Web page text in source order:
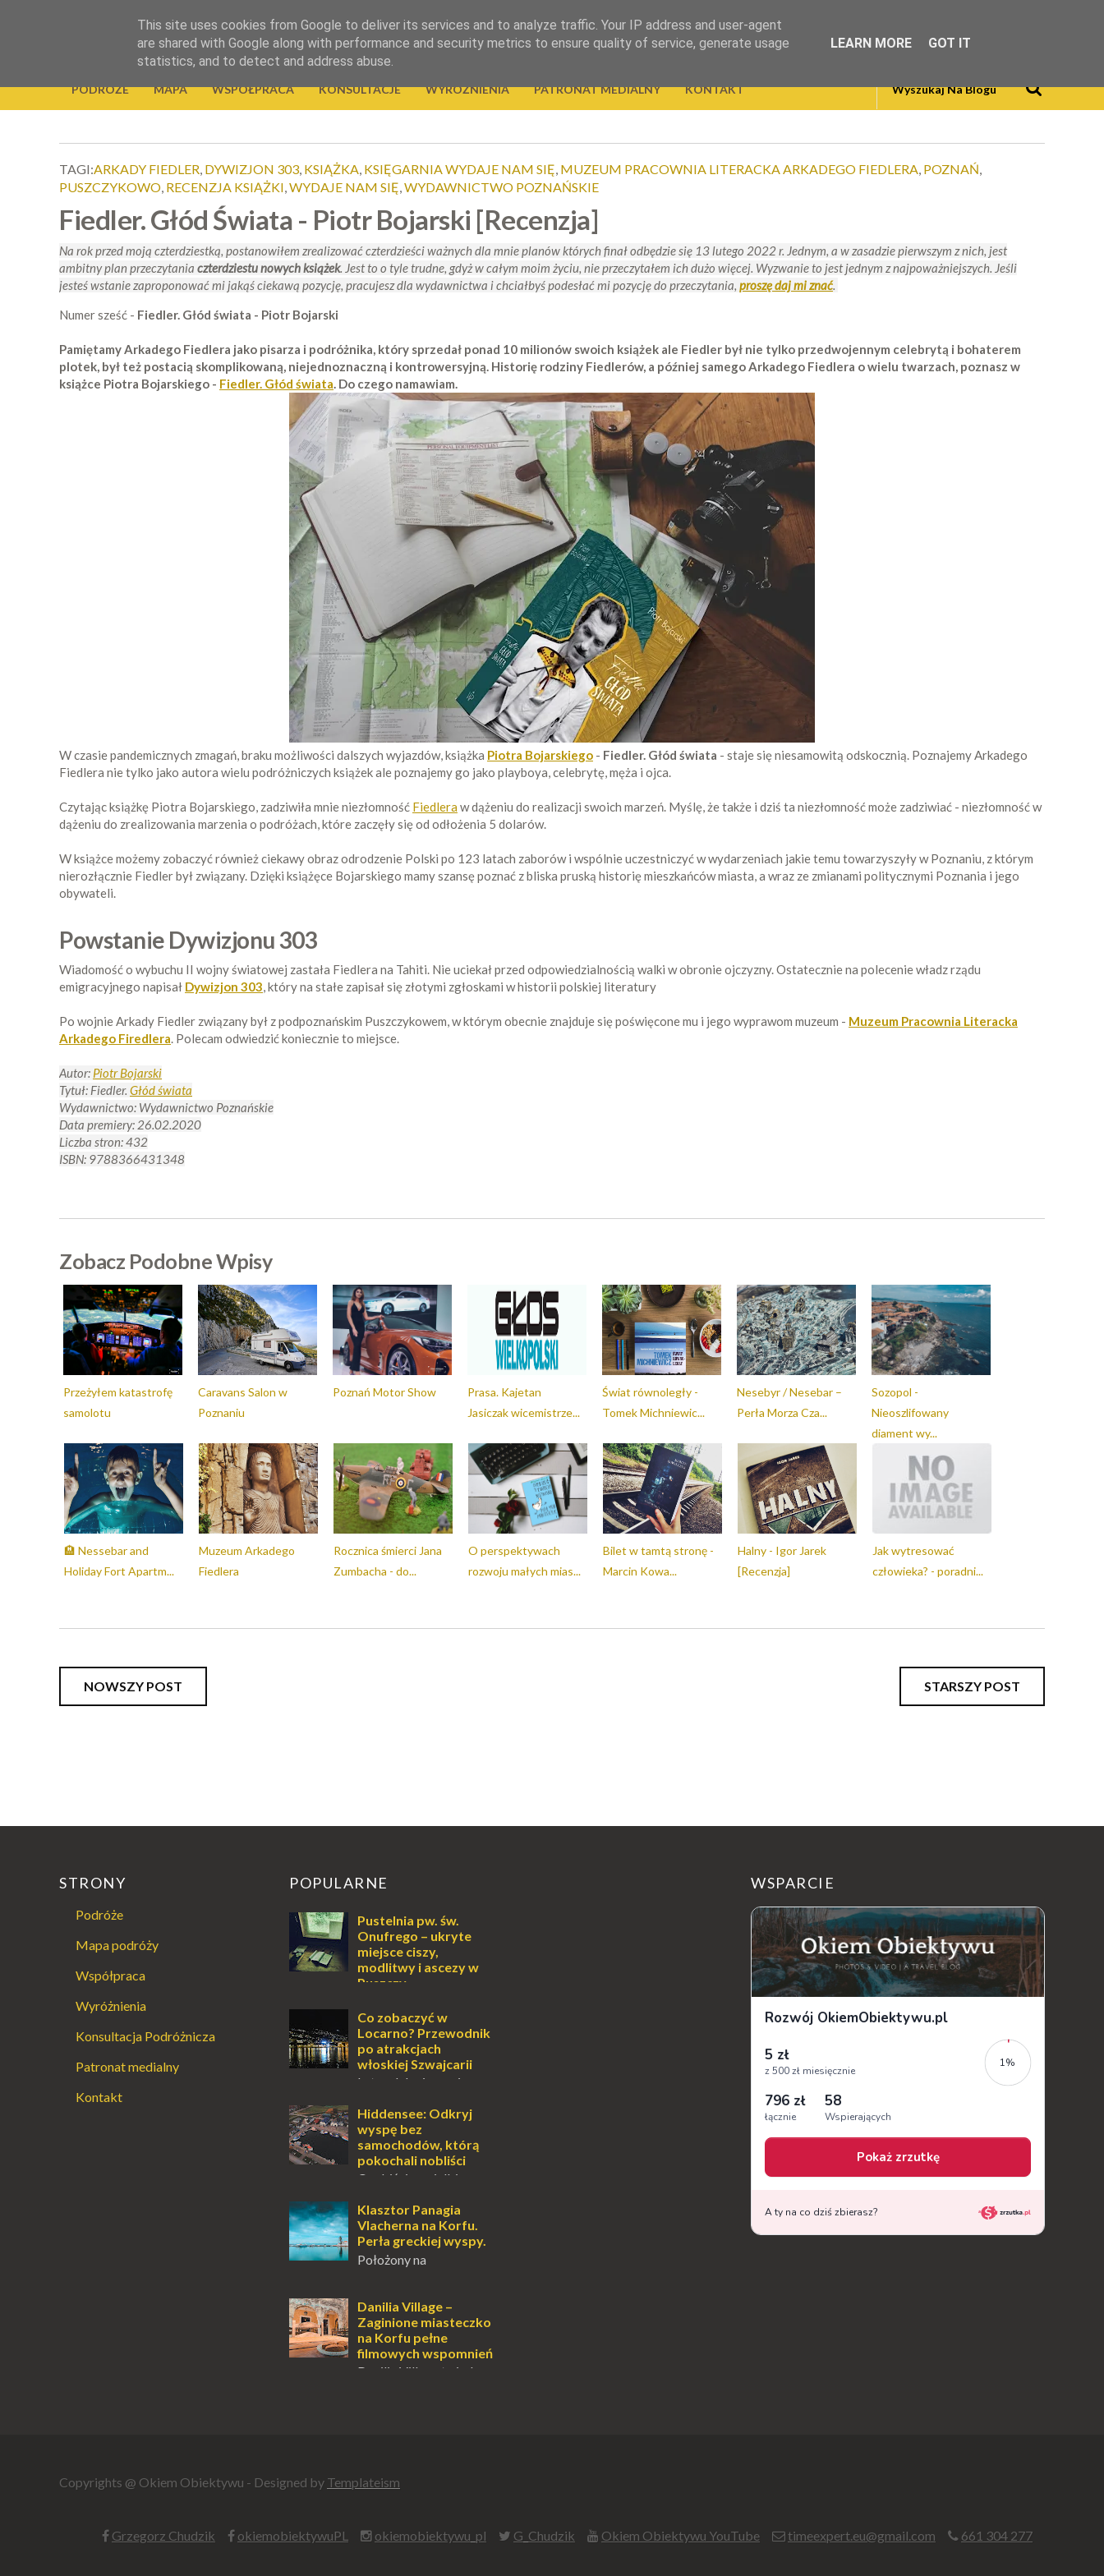
Okiem Obiektywu.
PODRÓŻE MAPA WSPÓŁPRACA KONSULTACJE WYRÓŻNIENIA PATRONAT MEDIALNY KONTAKT
TAGI:ARKADY FIEDLER, DYWIZJON 303, KSIĄŻKA, KSIĘGARNIA WYDAJE NAM SIĘ, MUZEUM PRACOWNIA LITERACKA ARKADEGO FIEDLERA, POZNAŃ,
PUSZCZYKOWO, RECENZJA KSIĄŻKI,WYDAJE NAM SIĘ,WYDAWNICTWO POZNAŃSKIE
Fiedler. Głód Świata - Piotr Bojarski [Recenzja]
Na rok przed moją czterdziestką, postanowiłem zrealizować czterdzieści ważnych dla mnie planów których finał odbędzie się 13 lutego 2022 r. Jednym, a w zasadzie pierwszym z nich, jest
ambitny plan przeczytania czterdziestu nowych książek. Jest to o tyle trudne, gdyż w całym moim życiu, nie przeczytałem ich dużo więcej. Wyzwanie to jest jednym z najpoważniejszych. Jeśli
jesteś wstanie zaproponować mi jakąś ciekawą pozycję, pracujesz dla wydawnictwa i chciałbyś podesłać mi pozycję do przeczytania, proszę daj mi znać.
Numer sześć - Fiedler. Głód świata - Piotr Bojarski
Pamiętamy Arkadego Fiedlera jako pisarza i podróżnika, który sprzedał ponad 10 milionów swoich książek ale Fiedler był nie tylko przedwojennym celebrytą i bohaterem
plotek, był też postacią skomplikowaną, niejednoznaczną i kontrowersyjną. Historię rodziny Fiedlerów, a później samego Arkadego Fiedlera o wielu twarzach, poznasz w
książce Piotra Bojarskiego - Fiedler. Głód świata. Do czego namawiam.
W czasie pandemicznych zmagań, braku możliwości dalszych wyjazdów, książka Piotra Bojarskiego - Fiedler. Głód świata - staje się niesamowitą odskocznią. Poznajemy Arkadego
Fiedlera nie tylko jako autora wielu podróżniczych książek ale poznajemy go jako playboya, celebrytę, męża i ojca.
Czytając książkę Piotra Bojarskiego, zadziwiła mnie niezłomność Fiedleraw dążeniu do realizacji swoich marzeń. Myślę, że także i dziś ta niezłomność może zadziwiać - niezłomność w
dążeniu do zrealizowania marzenia o podróżach, które zaczęły się od odłożenia 5 dolarów.
W książce możemy zobaczyć również ciekawy obraz odrodzenie Polski po 123 latach zaborów i wspólnie uczestniczyć w wydarzeniach jakie temu towarzyszyły w Poznaniu, z którym
nierozłącznie Fiedler był związany. Dzięki książęce Bojarskiego mamy szansę poznać z bliska pruską historię mieszkańców miasta, a wraz ze zmianami politycznymi Poznania i jego
obywateli.
Powstanie Dywizjonu 303
Wiadomość o wybuchu II wojny światowej zastała Fiedlera na Tahiti. Nie uciekał przed odpowiedzialnością walki w obronie ojczyzny. Ostatecznie na polecenie władz rządu
emigracyjnego napisał Dywizjon 303, który na stałe zapisał się złotymi zgłoskami w historii polskiej literatury
Po wojnie Arkady Fiedler związany był z podpoznańskim Puszczykowem, w którym obecnie znajduje się poświęcone mu i jego wyprawom muzeum - Muzeum Pracownia Literacka
Arkadego Firedlera. Polecam odwiedzić koniecznie to miejsce.
Autor: Piotr Bojarski
Tytuł: Fiedler. Głód świata
Wydawnictwo: Wydawnictwo Poznańskie
Data premiery: 26.02.2020
Liczba stron: 432
ISBN: 9788366431348
Zobacz Podobne Wpisy
Przeżyłem katastrofę
samolotu
Caravans Salon w
Poznaniu
Poznań Motor Show
Prasa. Kajetan
Jasiczak wicemistrze...
Świat równoległy -
Tomek Michniewic...
Nesebyr / Nesebar –
Perła Morza Cza...
Sozopol -
Nieoszlifowany
diament wy...
🏨 Nessebar and
Holiday Fort Apartm...
Muzeum Arkadego
Fiedlera
Rocznica śmierci Jana
Zumbacha - do...
O perspektywach
rozwoju małych mias...
Bilet w tamtą stronę -
Marcin Kowa...
Halny - Igor Jarek
[Recenzja]
Jak wytresować
człowieka? - poradni...
NOWSZY POST STARSZY POST
STRONY
Podróże
Mapa podróży
Współpraca
Wyróżnienia
Konsultacja Podróżnicza
Patronat medialny
Kontakt
POPULARNE
Pustelnia pw. św.
Onufrego – ukryte
miejsce ciszy,
modlitwy i ascezy w
Puszczy
Dla jednych to może wydawać się
ucieczką od świata, treningiem
przetrwania lub romantycznym
życiem. Dla innych to nieustanne
przebywanie z B...
Co zobaczyć w
Locarno? Przewodnik
po atrakcjach
włoskiej Szwajcarii
Latem lub zimą, wiosną
miejsce, które zdecydowanie warto
odwiedzić. Moja zimowa podróż do
Locarno gwara...
Hiddensee: Odkryj
wyspę bez
samochodów, którą
pokochali nobliści
Osobiście uwielbiam
zawsze mnie fascynuje. Mały
kawałek ziemi pośrodku Bałtyku?
To zawsze brzmi jak doskonał...
Klasztor Panagia
Vlacherna na Korfu.
Perła greckiej wyspy.
Położony na
Klasztor Panagia Vlacherna jest
jednym z najbardziej
rozpoznawalnych symbo...
Danilia Village –
Zaginione miasteczko
na Korfu pełne
filmowych wspomnień
Danilia Village to jedno
WSPARCIE
Copyrights @ Okiem Obiektywu - Designed by Templateism
Grzegorz Chudzik okiemobiektywuPL okiemobiektywu_pl G_Chudzik Okiem Obiektywu YouTube timeexpert.eu@gmail.com 661 304 277
This site uses cookies from Google to deliver its services and to analyze traffic. Your IP address and user-agent
are shared with Google along with performance and security metrics to ensure quality of service, generate usage
statistics, and to detect and address abuse.
LEARN MORE GOT IT